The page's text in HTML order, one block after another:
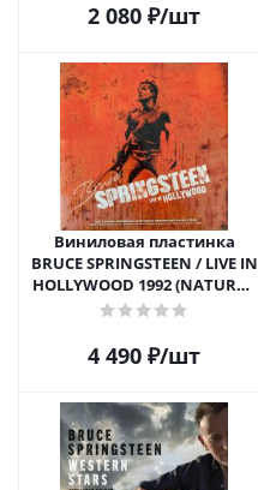
2 080 ₽/шт
Виниловая пластинка
BRUCE SPRINGSTEEN / LIVE IN
HOLLYWOOD 1992 (NATURAL
CLEAR VINYL) (1LP)
4 490 ₽/шт